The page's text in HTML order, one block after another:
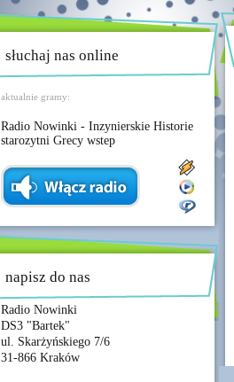
słuchaj nas online
aktualnie gramy:
Radio Nowinki - Inzynierskie Historie
starozytni Grecy wstep
napisz do nas
Radio Nowinki
DS3 "Bartek"
ul. Skarżyńskiego 7/6
31-866 Kraków